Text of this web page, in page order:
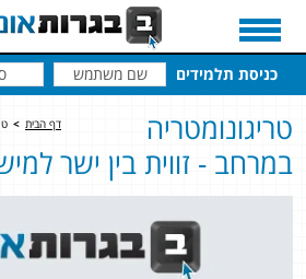
כניסת תלמידים
דף הבית >
טריגונומטריה
במרחב - זווית בין ישר